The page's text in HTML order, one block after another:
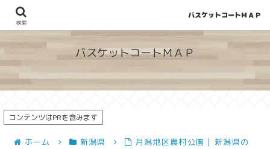
地図から探せる！穴場が見つかるバスケットコート情報
バスケットコートＭＡＰ
コンテンツはPRを含みます
ホーム 新潟県
月潟地区農村公園 | 新潟県の
検索
バスケットコートＭＡＰ